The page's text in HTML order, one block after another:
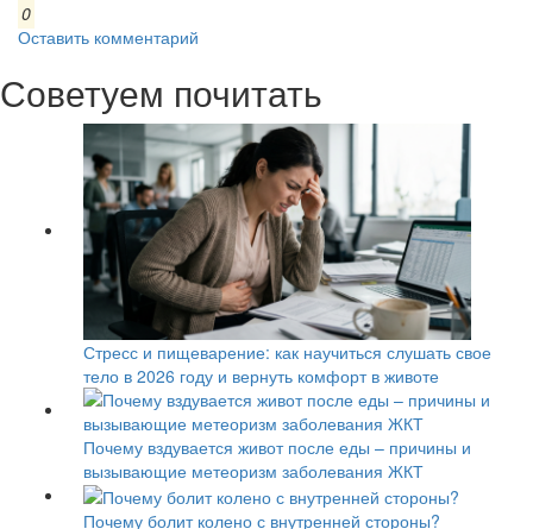
0
Оставить комментарий
Советуем почитать
Стресс и пищеварение: как научиться слушать свое
тело в 2026 году и вернуть комфорт в животе
Почему вздувается живот после еды – причины и
вызывающие метеоризм заболевания ЖКТ
Почему болит колено с внутренней стороны?